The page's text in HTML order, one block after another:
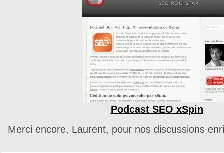
Podcast SEO xSpin
Merci encore, Laurent, pour nos discussions